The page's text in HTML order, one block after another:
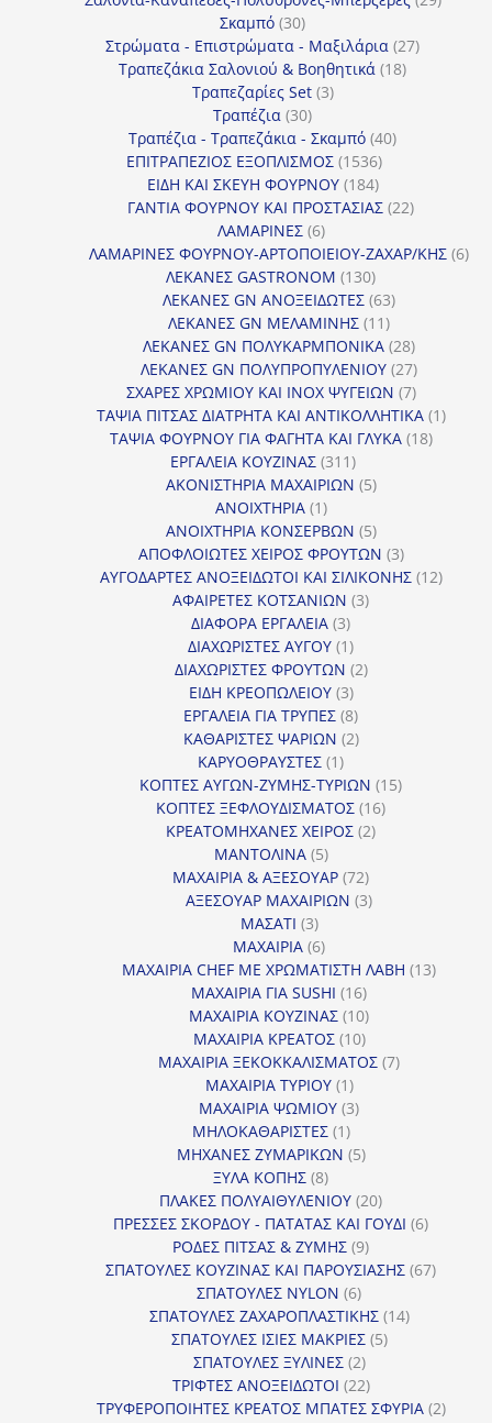
Σκαμπό 3030
προϊόντα
Στρώματα - Επιστρώματα - Μαξιλάρια 2727
Τραπεζάκια Σαλονιού & Βοηθητικά 1818
Τραπεζαρίες Set 33
Τραπέζια 3030
προϊόντα
Τραπέζια - Τραπεζάκια - Σκαμπό 4040
ΕΠΙΤΡΑΠΕΖΙΟΣ ΕΞΟΠΛΙΣΜΟΣ 15361536
προϊόντα
ΕΙΔΗ ΚΑΙ ΣΚΕΥΗ ΦΟΥΡΝΟΥ 184184
προϊόντα
ΓΑΝΤΙΑ ΦΟΥΡΝΟΥ ΚΑΙ ΠΡΟΣΤΑΣΙΑΣ 2222
ΛΑΜΑΡΙΝΕΣ 66
προϊόντα
ΛΑΜΑΡΙΝΕΣ ΦΟΥΡΝΟΥ-ΑΡΤΟΠΟΙΕΙΟΥ-ΖΑΧΑΡ/ΚΗΣ 66
ΛΕΚΑΝΕΣ GASTRONOM 130130
προϊόντα
ΛΕΚΑΝΕΣ GN ΑΝΟΞΕΙΔΩΤΕΣ 6363
ΛΕΚΑΝΕΣ GN ΜΕΛΑΜΙΝΗΣ 1111
προϊόντα
ΛΕΚΑΝΕΣ GN ΠΟΛΥΚΑΡΜΠΟΝΙΚΑ 2828
προϊόντα
ΛΕΚΑΝΕΣ GN ΠΟΛΥΠΡΟΠΥΛΕΝΙΟΥ 2727
προϊόντα
ΣΧΑΡΕΣ ΧΡΩΜΙΟΥ ΚΑΙ INOX ΨΥΓΕΙΩΝ 77
προϊόντα
ΤΑΨΙΑ ΠΙΤΣΑΣ ΔΙΑΤΡΗΤΑ ΚΑΙ ΑΝΤΙΚΟΛΛΗΤΙΚΑ 11
ΤΑΨΙΑ ΦΟΥΡΝΟΥ ΓΙΑ ΦΑΓΗΤΑ ΚΑΙ ΓΛΥΚΑ 1818
ΕΡΓΑΛΕΙΑ ΚΟΥΖΙΝΑΣ 311311
προϊόντα
ΑΚΟΝΙΣΤΗΡΙΑ ΜΑΧΑΙΡΙΩΝ 55
ΑΝΟΙΧΤΗΡΙΑ 11
προϊόν
ΑΝΟΙΧΤΗΡΙΑ ΚΟΝΣΕΡΒΩΝ 55
προϊόντα
ΑΠΟΦΛΟΙΩΤΕΣ ΧΕΙΡΟΣ ΦΡΟΥΤΩΝ 33
προϊόντα
ΑΥΓΟΔΑΡΤΕΣ ΑΝΟΞΕΙΔΩΤΟΙ ΚΑΙ ΣΙΛΙΚΟΝΗΣ 1212
ΑΦΑΙΡΕΤΕΣ ΚΟΤΣΑΝΙΩΝ 33
ΔΙΑΦΟΡΑ ΕΡΓΑΛΕΙΑ 33
προϊόντα
ΔΙΑΧΩΡΙΣΤΕΣ ΑΥΓΟΥ 11
προϊόν
ΔΙΑΧΩΡΙΣΤΕΣ ΦΡΟΥΤΩΝ 22
ΕΙΔΗ ΚΡΕΟΠΩΛΕΙΟΥ 33
προϊόντα
ΕΡΓΑΛΕΙΑ ΓΙΑ ΤΡΥΠΕΣ 88
προϊόντα
ΚΑΘΑΡΙΣΤΕΣ ΨΑΡΙΩΝ 22
ΚΑΡΥΟΘΡΑΥΣΤΕΣ 11
προϊόν
ΚΟΠΤΕΣ ΑΥΓΩΝ-ΖΥΜΗΣ-ΤΥΡΙΩΝ 1515
ΚΟΠΤΕΣ ΞΕΦΛΟΥΔΙΣΜΑΤΟΣ 1616
ΚΡΕΑΤΟΜΗΧΑΝΕΣ ΧΕΙΡΟΣ 22
ΜΑΝΤΟΛΙΝΑ 55
προϊόντα
ΜΑΧΑΙΡΙΑ & ΑΞΕΣΟΥΑΡ 7272
προϊόντα
ΑΞΕΣΟΥΑΡ ΜΑΧΑΙΡΙΩΝ 33
ΜΑΣΑΤΙ 33
προϊόντα
ΜΑΧΑΙΡΙΑ 66
προϊόντα
ΜΑΧΑΙΡΙΑ CHEF ΜΕ ΧΡΩΜΑΤΙΣΤΗ ΛΑΒΗ 1313
ΜΑΧΑΙΡΙΑ ΓΙΑ SUSHI 1616
προϊόντα
ΜΑΧΑΙΡΙΑ ΚΟΥΖΙΝΑΣ 1010
προϊόντα
ΜΑΧΑΙΡΙΑ ΚΡΕΑΤΟΣ 1010
προϊόντα
ΜΑΧΑΙΡΙΑ ΞΕΚΟΚΚΑΛΙΣΜΑΤΟΣ 77
ΜΑΧΑΙΡΙΑ ΤΥΡΙΟΥ 11
προϊόν
ΜΑΧΑΙΡΙΑ ΨΩΜΙΟΥ 33
ΜΗΛΟΚΑΘΑΡΙΣΤΕΣ 11
προϊόν
ΜΗΧΑΝΕΣ ΖΥΜΑΡΙΚΩΝ 55
ΞΥΛΑ ΚΟΠΗΣ 88
προϊόντα
ΠΛΑΚΕΣ ΠΟΛΥΑΙΘΥΛΕΝΙΟΥ 2020
προϊόντα
ΠΡΕΣΣΕΣ ΣΚΟΡΔΟΥ - ΠΑΤΑΤΑΣ ΚΑΙ ΓΟΥΔΙ 66
ΡΟΔΕΣ ΠΙΤΣΑΣ & ΖΥΜΗΣ 99
προϊόντα
ΣΠΑΤΟΥΛΕΣ ΚΟΥΖΙΝΑΣ ΚΑΙ ΠΑΡΟΥΣΙΑΣΗΣ 6767
ΣΠΑΤΟΥΛΕΣ NYLON 66
προϊόντα
ΣΠΑΤΟΥΛΕΣ ΖΑΧΑΡΟΠΛΑΣΤΙΚΗΣ 1414
ΣΠΑΤΟΥΛΕΣ ΙΣΙΕΣ ΜΑΚΡΙΕΣ 55
ΣΠΑΤΟΥΛΕΣ ΞΥΛΙΝΕΣ 22
προϊόντα
ΤΡΙΦΤΕΣ ΑΝΟΞΕΙΔΩΤΟΙ 2222
προϊόντα
ΤΡΥΦΕΡΟΠΟΙΗΤΕΣ ΚΡΕΑΤΟΣ ΜΠΑΤΕΣ ΣΦΥΡΙΑ 22